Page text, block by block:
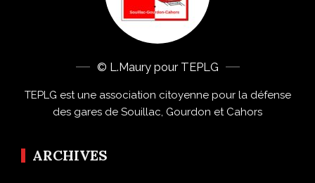
© L.Maury pour TEPLG
TEPLG est une association citoyenne pour la défense
des gares de Souillac, Gourdon et Cahors
ARCHIVES